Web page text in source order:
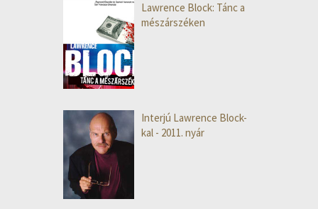
Lawrence Block: Tánc a
mészárszéken
Interjú Lawrence Block-
kal - 2011. nyár